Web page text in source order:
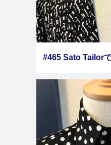
#465 Sato Tailor
をオーダーし